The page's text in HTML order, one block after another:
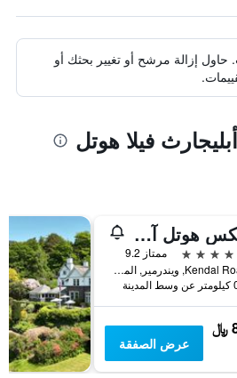
حاول إزالة مرشح أو تغيير بحثك أو
فيلا هوتل
ليكس هوتل آند سبا
ممتاز 9.2
Kendal Road, ويندرمير, المملكة المتحدة
عرض الصفقة